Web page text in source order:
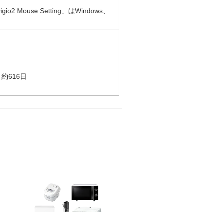
Mouse Setting」はWindows、
616日